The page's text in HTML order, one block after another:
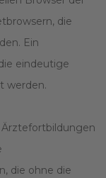
die
Ein
eindeutige
werden.
Ärztefortbildungen
die ohne die